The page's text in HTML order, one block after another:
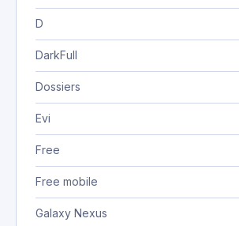
D
DarkFull
Dossiers
Evi
Free
Free mobile
Galaxy Nexus